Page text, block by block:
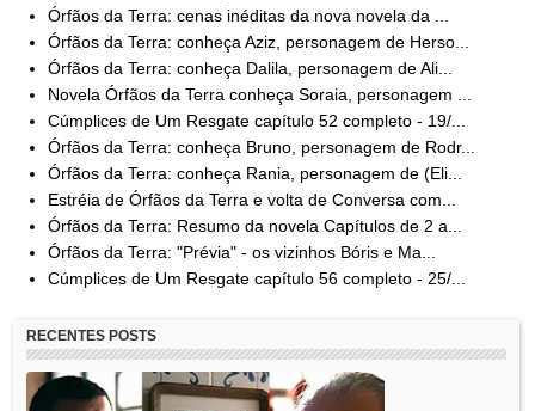
Órfãos da Terra: cenas inéditas da nova novela da ...
Órfãos da Terra: conheça Aziz, personagem de Herso...
Órfãos da Terra: conheça Dalila, personagem de Ali...
Novela Órfãos da Terra conheça Soraia, personagem ...
Cúmplices de Um Resgate capítulo 52 completo - 19/...
Órfãos da Terra: conheça Bruno, personagem de Rodr...
Órfãos da Terra: conheça Rania, personagem de (Eli...
Estréia de Órfãos da Terra e volta de Conversa com...
Órfãos da Terra: Resumo da novela Capítulos de 2 a...
Órfãos da Terra: "Prévia" - os vizinhos Bóris e Ma...
Cúmplices de Um Resgate capítulo 56 completo - 25/...
RECENTES POSTS